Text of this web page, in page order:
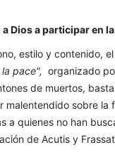
Dios a participar en
estilo y contenido,
la pace", organizado
de muertos,
malentendido sobre la
a quienes no han
de Acutis y